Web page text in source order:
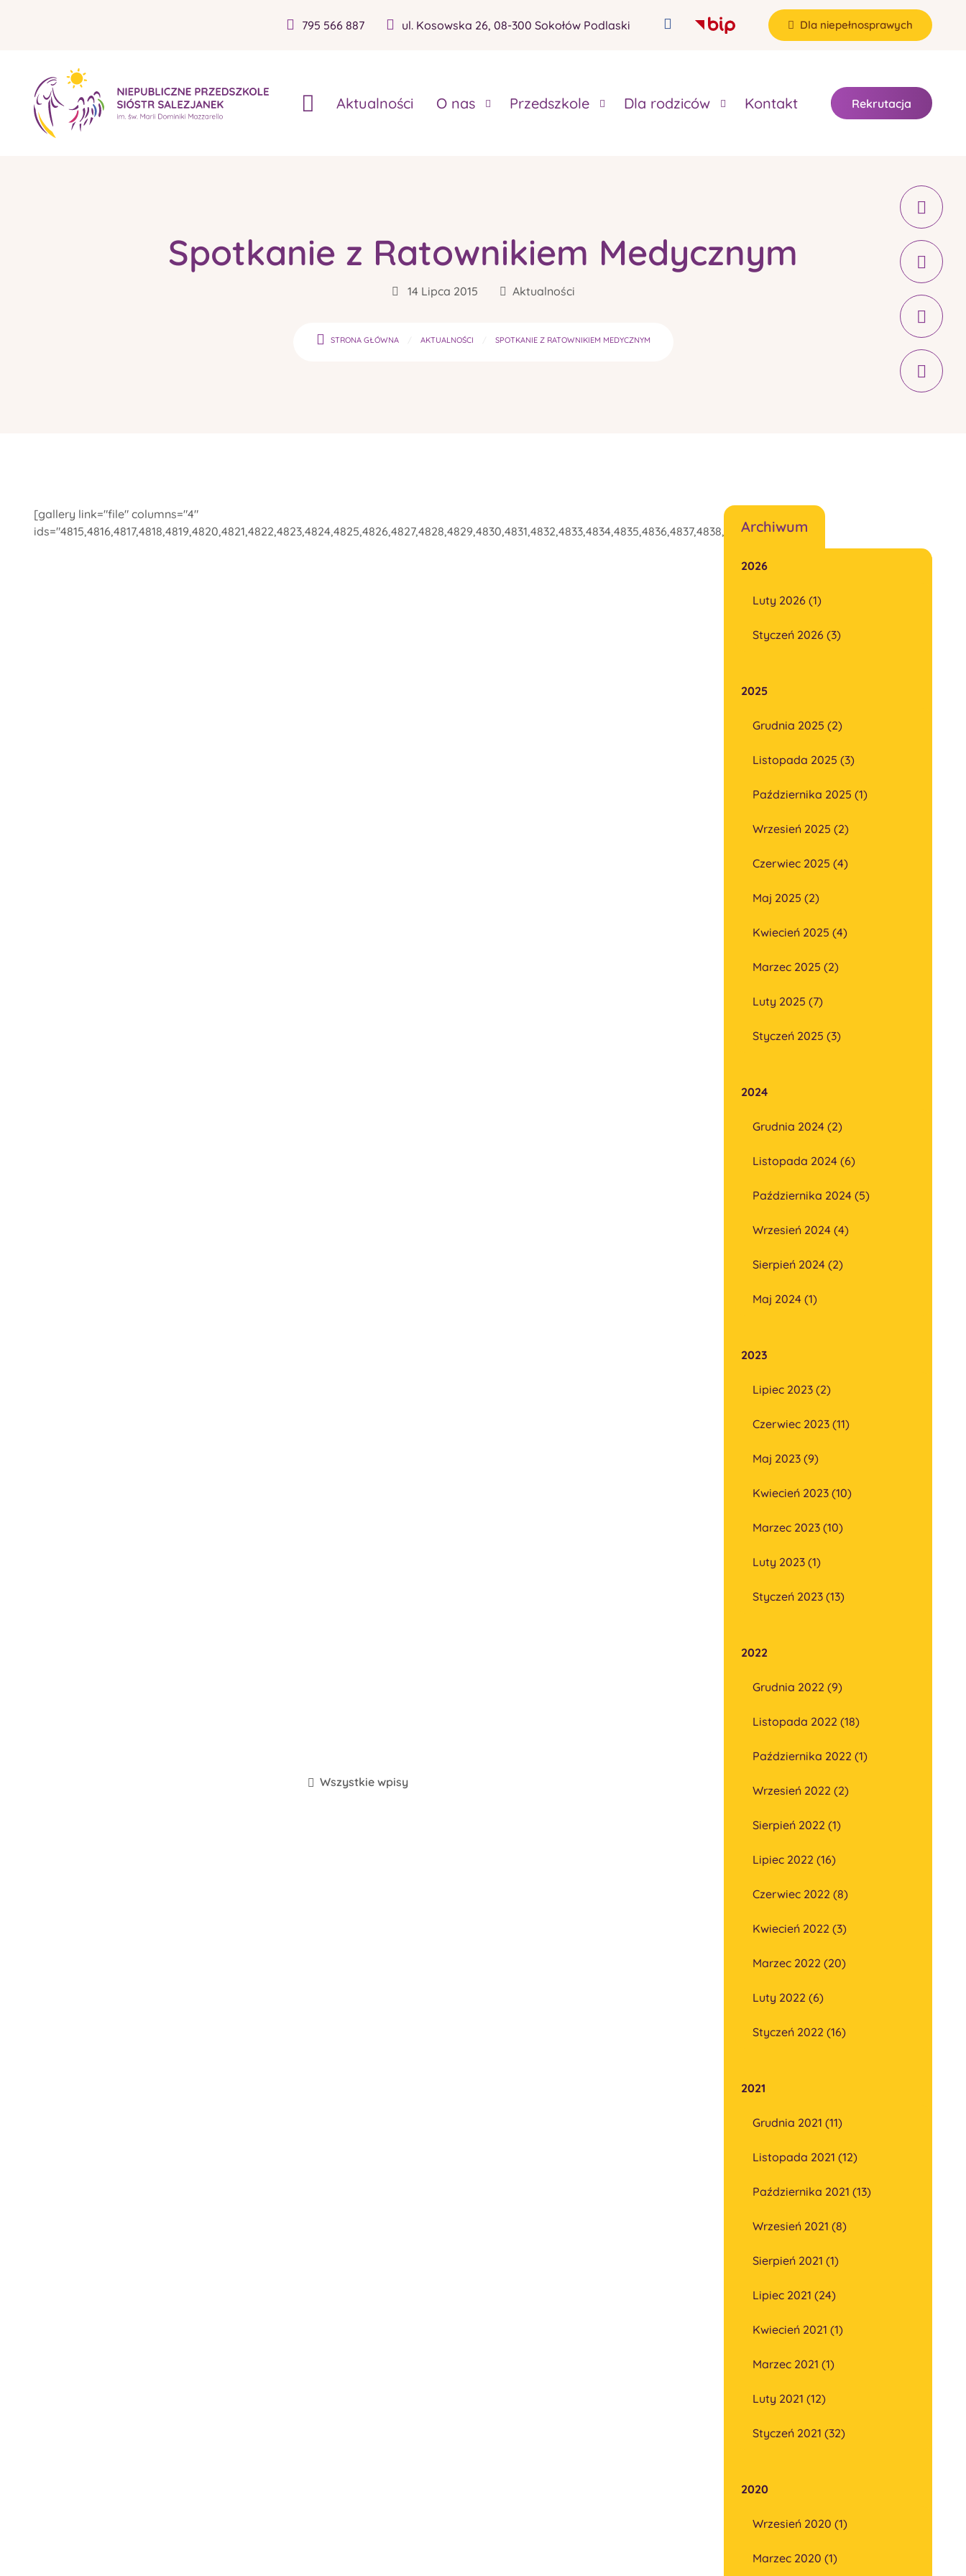
795 566 887 ul. Kosowska 26, 08-300 Sokołów Podlaski Dla niepełnosprawych
Aktualności O nas Przedszkole Dla rodziców Kontakt Rekrutacja
Spotkanie z Ratownikiem Medycznym
14 Lipca 2015 Aktualności
STRONA GŁÓWNA AKTUALNOŚCI SPOTKANIE Z RATOWNIKIEM MEDYCZNYM
[gallery link="file" columns="4"
ids="4815,4816,4817,4818,4819,4820,4821,4822,4823,4824,4825,4826,4827,4828,4829,4830,4831,4832,4833,4834,4835,4836,4837,4838,4839"]
Wszystkie wpisy
Archiwum
2026
Luty 2026 (1)
Styczeń 2026 (3)
2025
Grudnia 2025 (2)
Listopada 2025 (3)
Października 2025 (1)
Wrzesień 2025 (2)
Czerwiec 2025 (4)
Maj 2025 (2)
Kwiecień 2025 (4)
Marzec 2025 (2)
Luty 2025 (7)
Styczeń 2025 (3)
2024
Grudnia 2024 (2)
Listopada 2024 (6)
Października 2024 (5)
Wrzesień 2024 (4)
Sierpień 2024 (2)
Maj 2024 (1)
2023
Lipiec 2023 (2)
Czerwiec 2023 (11)
Maj 2023 (9)
Kwiecień 2023 (10)
Marzec 2023 (10)
Luty 2023 (1)
Styczeń 2023 (13)
2022
Grudnia 2022 (9)
Listopada 2022 (18)
Października 2022 (1)
Wrzesień 2022 (2)
Sierpień 2022 (1)
Lipiec 2022 (16)
Czerwiec 2022 (8)
Kwiecień 2022 (3)
Marzec 2022 (20)
Luty 2022 (6)
Styczeń 2022 (16)
2021
Grudnia 2021 (11)
Listopada 2021 (12)
Października 2021 (13)
Wrzesień 2021 (8)
Sierpień 2021 (1)
Lipiec 2021 (24)
Kwiecień 2021 (1)
Marzec 2021 (1)
Luty 2021 (12)
Styczeń 2021 (32)
2020
Wrzesień 2020 (1)
Marzec 2020 (1)